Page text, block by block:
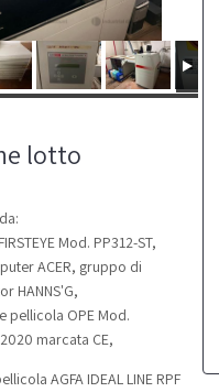
lotto
Mod. PP312-ST,
ACER, gruppo di
HANNS'G,
pellicola OPE Mod.
marcata CE,
AGFA IDEAL LINE RPF